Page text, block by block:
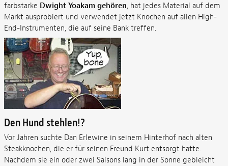
farbstarke Dwight Yoakam gehören, hat jedes Material auf dem
Markt ausprobiert und verwendet jetzt Knochen auf allen High-
End-Instrumenten, die auf seine Bank treffen.
Den Hund stehlen!?
Vor Jahren suchte Dan Erlewine in seinem Hinterhof nach alten
Steakknochen, die er für seinen Freund Kurt entsorgt hatte.
Nachdem sie ein oder zwei Saisons lang in der Sonne gebleicht